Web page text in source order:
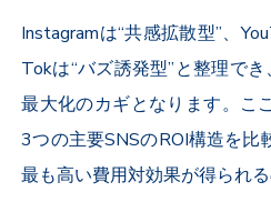
Instagramは“共感拡散型”、
Tokは“バズ誘発型”と整理で
最大化のカギとなります。こ
3つの主要SNSのROI構造を比
最も高い費用対効果が得られる